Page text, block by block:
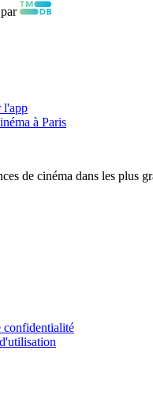
l'app
à Paris
de cinéma dans les plus
confidentialité